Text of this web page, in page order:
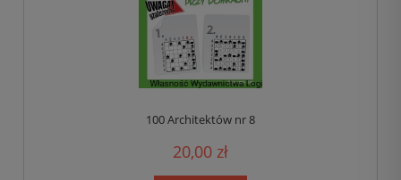
100 Architektów nr 8
20,00 zł